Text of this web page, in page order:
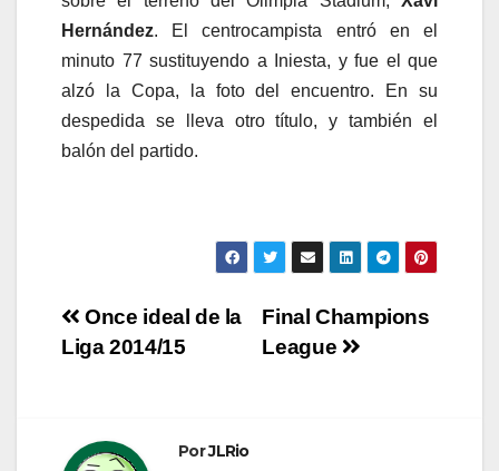
Hernández. El centrocampista entró en el
minuto 77 sustituyendo a Iniesta, y fue el que
alzó la Copa, la foto del encuentro. En su
despedida se lleva otro título, y también el
balón del partido.
Navegación
de
Final Champions
League
Once ideal de la
Liga 2014/15
PorJLRio